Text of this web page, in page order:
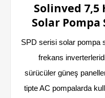
Solinved 7,5
Solar
SPD serisi solar pompa
frekans
sürücüler güneş
tipte AC pompalarda